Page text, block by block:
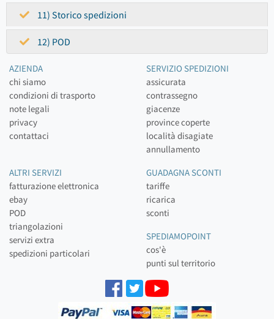
11) Storico spedizioni
12) POD
AZIENDA
chi siamo
condizioni di trasporto
note legali
privacy
contattaci
SERVIZIO SPEDIZIONI
assicurata
contrassegno
giacenze
province coperte
località disagiate
annullamento
ALTRI SERVIZI
fatturazione elettronica
ebay
POD
triangolazioni
servizi extra
spedizioni particolari
GUADAGNA SCONTI
tariffe
ricarica
sconti
SPEDIAMOPOINT
cos'è
punti sul territorio